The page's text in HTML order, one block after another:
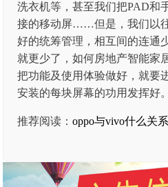
洗衣机等，甚至我们把PAD和
接的移动屏……但是，我们以
好的统筹管理，相互间的连通
就更少了，如何房地产智能家
把功能及使用体验做好，就要
安装的每块屏幕的功用发挥好。
推荐阅读：oppo与vivo什么关系